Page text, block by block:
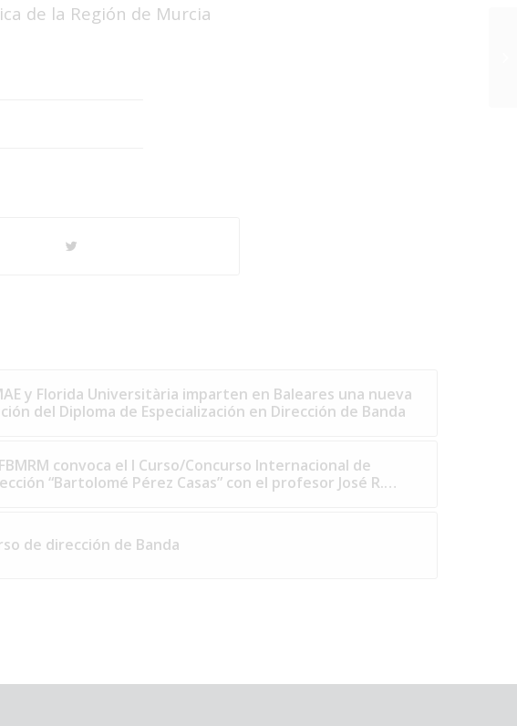
de la Región de Murcia
y Florida Universitària imparten en Baleares una nueva
del Diploma de Especialización en Dirección de Banda
convoca el I Curso/Concurso Internacional de
“Bartolomé Pérez Casas” con el profesor José R.…
de dirección de Banda